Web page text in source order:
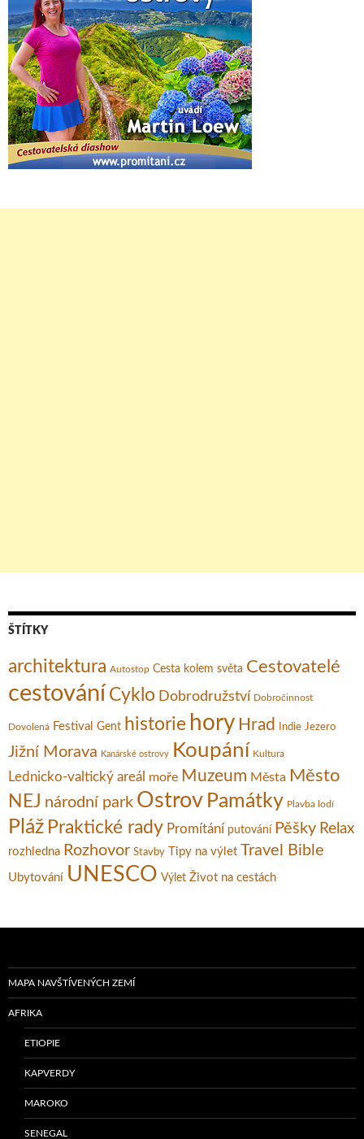
ŠTÍTKY
architektura Autostop Cesta kolem světa Cestovatelé
cestování Cyklo Dobrodružství Dobročinnost
Dovolená Festival Gent historie hory Hrad Indie Jezero
Jižní Morava Kanárské ostrovy Koupání Kultura
Lednicko-valtický areál moře Muzeum Města Město
NEJ národní park Ostrov Památky Plavba lodí
Pláž Praktické rady Promítání putování Pěšky Relax
rozhledna Rozhovor Stavby Tipy na výlet Travel Bible
Ubytování UNESCO Výlet Život na cestách
MAPA NAVŠTÍVENÝCH ZEMÍ
AFRIKA
ETIOPIE
KAPVERDY
MAROKO
SENEGAL